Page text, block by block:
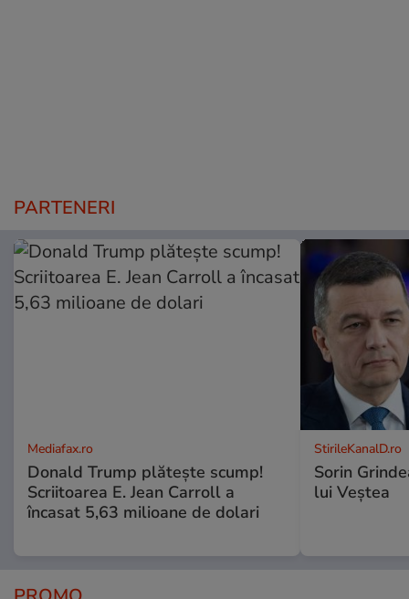
PARTENERI
Mediafax.ro
Donald Trump plătește scump!
Scriitoarea E. Jean Carroll a
încasat 5,63 milioane de dolari
StirileKanalD.ro
Sorin
lui Veștea